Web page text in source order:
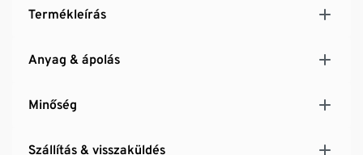
Termékleírás
Anyag & ápolás
Minőség
Szállítás & visszaküldés